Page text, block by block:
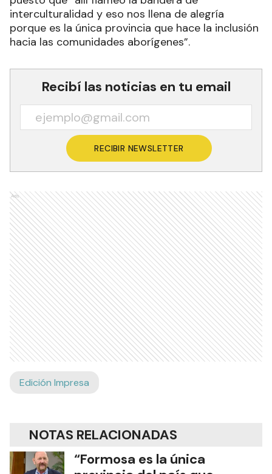
interculturalidad y eso nos llena de alegría
porque es la única provincia que hace la inclusión
hacia las comunidades aborígenes”.
Recibí las noticias en tu email
RECIBIR NEWSLETTER
Ads
Edición Impresa
NOTAS RELACIONADAS
“Formosa es la única